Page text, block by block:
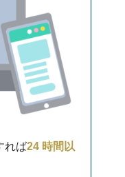
れば24 時間以